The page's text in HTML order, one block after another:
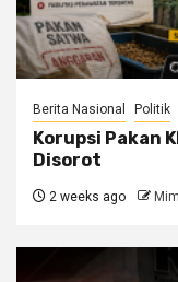
Berita Nasional Politik
Korupsi Pakan
Disorot
2 weeks ago